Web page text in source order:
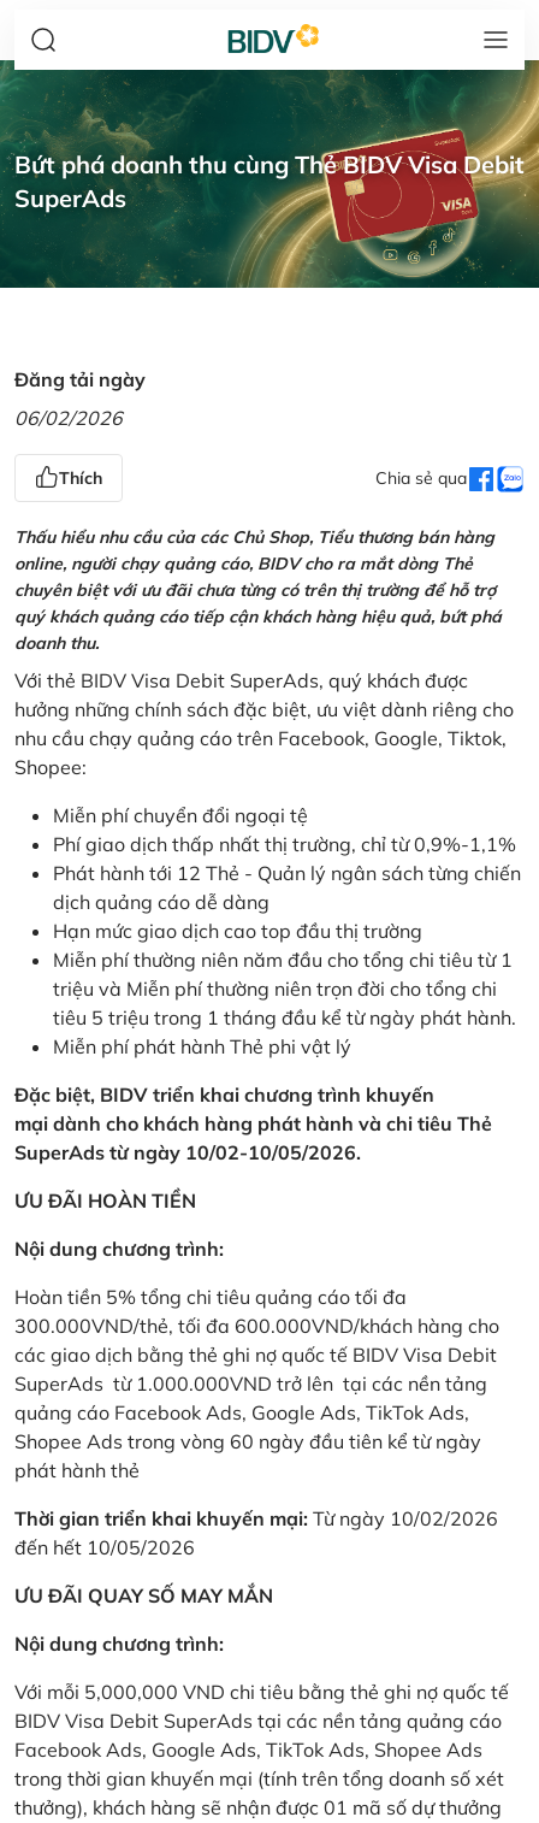
Bứt phá doanh thu cùng Thẻ BIDV Visa Debit
SuperAds
Đăng tải ngày
06/02/2026
Thích Chia sẻ qua
Thấu hiểu nhu cầu của các Chủ Shop, Tiểu thương bán hàng
online, người chạy quảng cáo, BIDV cho ra mắt dòng Thẻ
chuyên biệt với ưu đãi chưa từng có trên thị trường để hỗ trợ
quý khách quảng cáo tiếp cận khách hàng hiệu quả, bứt phá
doanh thu.
Với thẻ BIDV Visa Debit SuperAds, quý khách được
hưởng những chính sách đặc biệt, ưu việt dành riêng cho
nhu cầu chạy quảng cáo trên Facebook, Google, Tiktok,
Shopee:
Miễn phí chuyển đổi ngoại tệ
Phí giao dịch thấp nhất thị trường, chỉ từ 0,9%-1,1%
Phát hành tới 12 Thẻ - Quản lý ngân sách từng chiến
dịch quảng cáo dễ dàng
Hạn mức giao dịch cao top đầu thị trường
Miễn phí thường niên năm đầu cho tổng chi tiêu từ 1
triệu và Miễn phí thường niên trọn đời cho tổng chi
tiêu 5 triệu trong 1 tháng đầu kể từ ngày phát hành.
Miễn phí phát hành Thẻ phi vật lý
Đặc biệt, BIDV triển khai chương trình khuyến
mại dành cho khách hàng phát hành và chi tiêu Thẻ
SuperAds từ ngày 10/02-10/05/2026.
ƯU ĐÃI HOÀN TIỀN
Nội dung chương trình:
Hoàn tiền 5% tổng chi tiêu quảng cáo tối đa
300.000VND/thẻ, tối đa 600.000VND/khách hàng cho
các giao dịch bằng thẻ ghi nợ quốc tế BIDV Visa Debit
SuperAds từ 1.000.000VND trở lên tại các nền tảng
quảng cáo Facebook Ads, Google Ads, TikTok Ads,
Shopee Ads trong vòng 60 ngày đầu tiên kể từ ngày
phát hành thẻ
Thời gian triển khai khuyến mại: Từ ngày 10/02/2026
đến hết 10/05/2026
ƯU ĐÃI QUAY SỐ MAY MẮN
Nội dung chương trình:
Với mỗi 5,000,000 VND chi tiêu bằng thẻ ghi nợ quốc tế
BIDV Visa Debit SuperAds tại các nền tảng quảng cáo
Facebook Ads, Google Ads, TikTok Ads, Shopee Ads
trong thời gian khuyến mại (tính trên tổng doanh số xét
thưởng), khách hàng sẽ nhận được 01 mã số dự thưởng